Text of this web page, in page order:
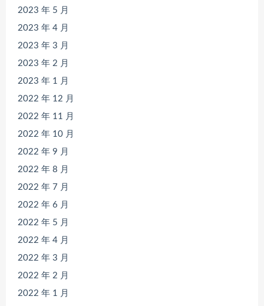
2023 年 5 月
2023 年 4 月
2023 年 3 月
2023 年 2 月
2023 年 1 月
2022 年 12 月
2022 年 11 月
2022 年 10 月
2022 年 9 月
2022 年 8 月
2022 年 7 月
2022 年 6 月
2022 年 5 月
2022 年 4 月
2022 年 3 月
2022 年 2 月
2022 年 1 月